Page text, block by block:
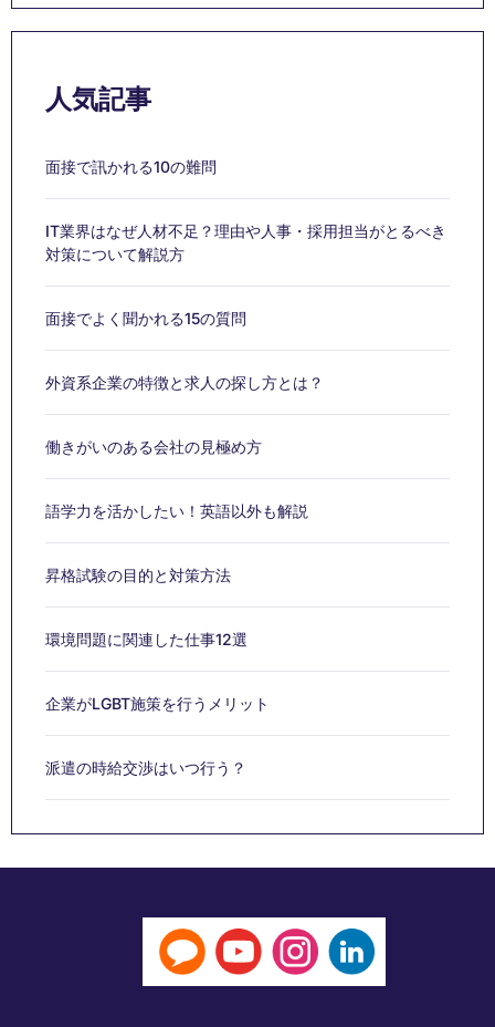
人気記事
面接で訊かれる10の難問
IT業界はなぜ人材不足？理由や人事・採用担当がとるべき
対策について解説方
面接でよく聞かれる15の質問
外資系企業の特徴と求人の探し方とは？
働きがいのある会社の見極め方
語学力を活かしたい！英語以外も解説
昇格試験の目的と対策方法
環境問題に関連した仕事12選
企業がLGBT施策を行うメリット
派遣の時給交渉はいつ行う？